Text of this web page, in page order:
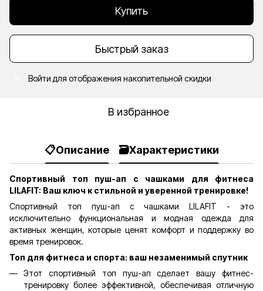
Купить
Быстрый заказ
Войти для отображения накопительной скидки
В избранное
📋Описание 🗃️Характеристики
Спортивный топ пуш-ап с чашками для фитнеса
LILAFIT: Ваш ключ к стильной и уверенной тренировке!
Спортивный топ пуш-ап с чашками LILAFIT - это
исключительно функциональная и модная одежда для
активных женщин, которые ценят комфорт и поддержку во
время тренировок.
Топ для фитнеса и спорта: ваш незаменимый спутник
Этот спортивный топ пуш-ап сделает вашу фитнес-
тренировку более эффективной, обеспечивая отличную